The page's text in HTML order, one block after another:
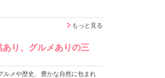
もっと見る
り、グルメありの三
ルメや歴史、豊かな自然に包まれ